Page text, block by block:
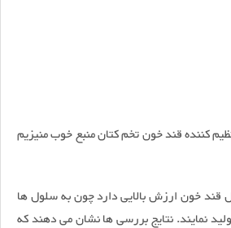
کننده قند خون تخم کتان منبع خوب منیزیم
قند خون ارزش بالایی دارد چون به سلول ها
نمایند. نتایج بررسی ها نشان می دهند که